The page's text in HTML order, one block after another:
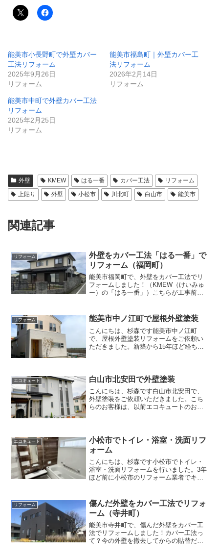
能美市小長野町で外壁カバー
工法リフォーム
2025年9月26日
リフォーム
能美市福島町｜外壁カバー工
法リフォーム
2026年2月14日
リフォーム
能美市中町で外壁カバー工法
リフォーム
2025年2月25日
リフォーム
外壁 KMEW はる一番 カバー工法
リフォーム
上貼り
外壁 小松市 川北町 白山市 能美市
関連記事
リフォーム
外壁をカバー工法「はる一番」で
リフォーム（福岡町）
能美市福岡町で、外壁をカバー工法でリ
フォームしました！（KMEW（けいみゅ
ー）の「はる一番」）こちらが工事前の
れていたり、よく濡れるところ（サッシ
の角の下）は苔が生えた...
リフォーム 能美市中ノ江町で屋根外壁塗装
こんにちは、杉森です能美市中ノ江町
で、屋根外壁塗装リフォームをご依頼い
ただきました。新築から15年ほど経ち、
側へ回ると、苔で汚れてい...
エコキュート 白山市北安田で外壁塗装
こんにちは、杉森です白山市北安田で、
外壁塗装をご依頼いただきました。こち
らのお客様は、以前エコキュートのお取
ど経ち、大屋根の軒裏が...
エコキュート
小松市でトイレ・浴室・洗面リフ
ォーム
こんにちは、杉森です小松市でトイレ・
浴室・洗面リフォームを行いました。3年
ほど前に小松市のリフォーム業者でキッ
室、脱衣室、洗面コーナー等のリフォー
ムを計画されていました。...
リフォーム
傷んだ外壁をカバー工法でリフォ
ーム（寺井町）
能美市寺井町で、傷んだ外壁をカバー工
法でリフォームしました！カバー工法っ
て？今の外壁を撤去してからの貼替だと